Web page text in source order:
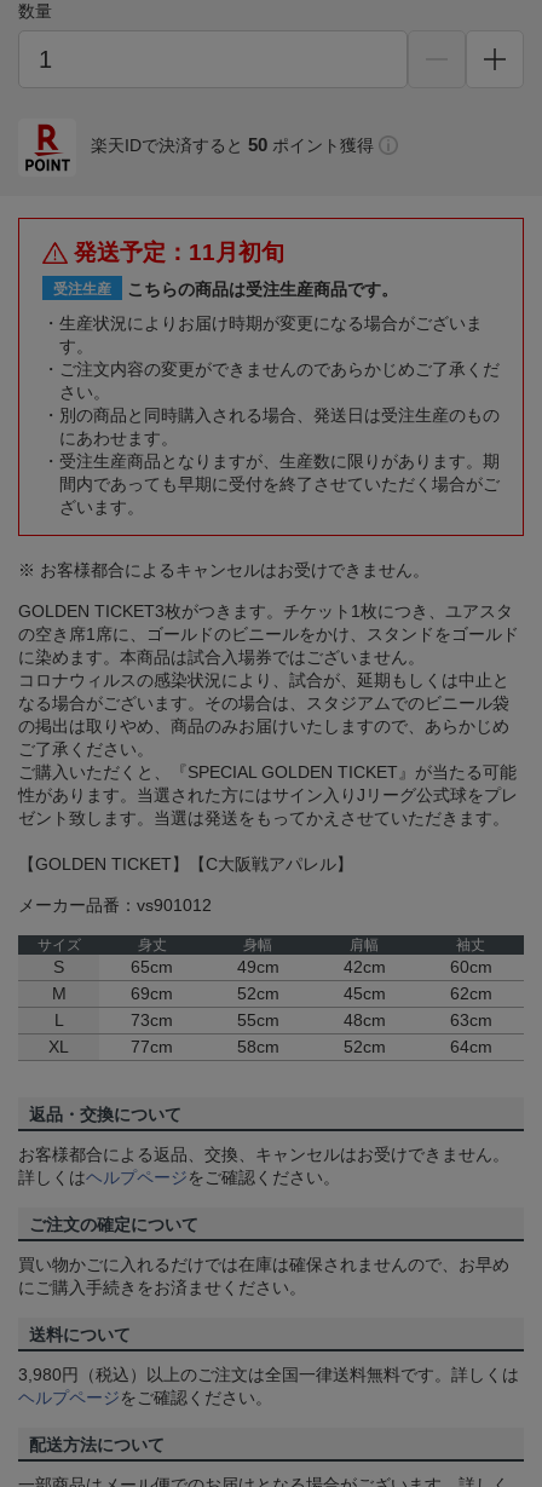
数量
楽天IDで決済すると 50 ポイント獲得
発送予定：11月初旬
受注生産
こちらの商品は受注生産商品です。
生産状況によりお届け時期が変更になる場合がございま
す。
ご注文内容の変更ができませんのであらかじめご了承くだ
さい。
別の商品と同時購入される場合、発送日は受注生産のもの
にあわせます。
受注生産商品となりますが、生産数に限りがあります。期
間内であっても早期に受付を終了させていただく場合がご
ざいます。
※ お客様都合によるキャンセルはお受けできません。
GOLDEN TICKET3枚がつきます。チケット1枚につき、ユアスタ
の空き席1席に、ゴールドのビニールをかけ、スタンドをゴールド
に染めます。本商品は試合入場券ではございません。
コロナウィルスの感染状況により、試合が、延期もしくは中止と
なる場合がございます。その場合は、スタジアムでのビニール袋
の掲出は取りやめ、商品のみお届けいたしますので、あらかじめ
ご了承ください。
ご購入いただくと、『SPECIAL GOLDEN TICKET』が当たる可能
性があります。当選された方にはサイン入りJリーグ公式球をプレ
ゼント致します。当選は発送をもってかえさせていただきます。
【GOLDEN TICKET】【C大阪戦アパレル】
メーカー品番：vs901012
サイズ 身丈 身幅 肩幅 袖丈
S 65cm 49cm 42cm
60cm
M
69cm 52cm 45cm
62cm
L
73cm 55cm 48cm
63cm
XL
77cm 58cm 52cm 64cm
返品・交換について
お客様都合による返品、交換、キャンセルはお受けできません。
詳しくはヘルプページをご確認ください。
ご注文の確定について
買い物かごに入れるだけでは在庫は確保されませんので、お早め
にご購入手続きをお済ませください。
送料について
3,980円（税込）以上のご注文は全国一律送料無料です。詳しくは
ヘルプページをご確認ください。
配送方法について